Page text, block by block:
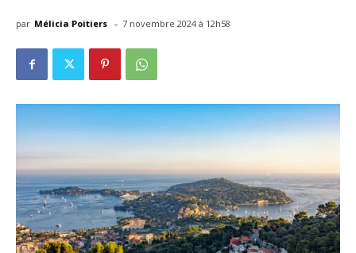
par Mélicia Poitiers - 7 novembre 2024 à 12h58